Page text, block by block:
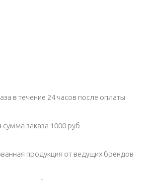
в течение 24 часов после оплаты
заказа 1000 руб
продукция от ведущих брендов